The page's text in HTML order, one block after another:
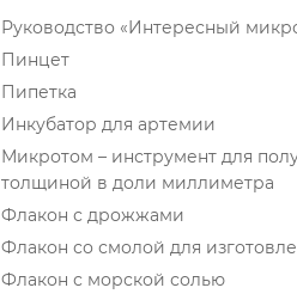
Руководство «Интересный
Пинцет
Пипетка
Инкубатор для артемии
Микротом – инструмент для
толщиной в доли миллиметра
Флакон с дрожжами
Флакон со смолой для
Флакон с морской солью